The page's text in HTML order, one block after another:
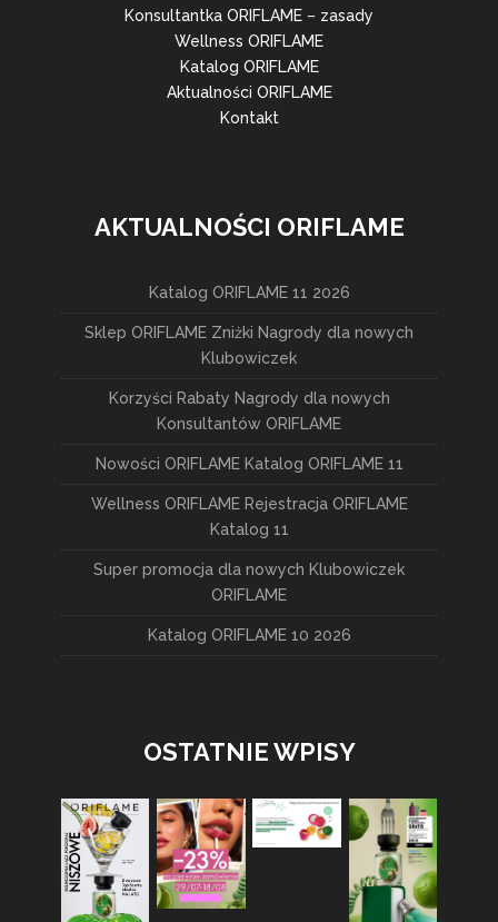
Konsultantka ORIFLAME – zasady
Wellness ORIFLAME
Katalog ORIFLAME
Aktualności ORIFLAME
Kontakt
AKTUALNOŚCI ORIFLAME
Katalog ORIFLAME 11 2026
Sklep ORIFLAME Zniżki Nagrody dla nowych
Klubowiczek
Korzyści Rabaty Nagrody dla nowych
Konsultantów ORIFLAME
Nowości ORIFLAME Katalog ORIFLAME 11
Wellness ORIFLAME Rejestracja ORIFLAME
Katalog 11
Super promocja dla nowych Klubowiczek
ORIFLAME
Katalog ORIFLAME 10 2026
OSTATNIE WPISY